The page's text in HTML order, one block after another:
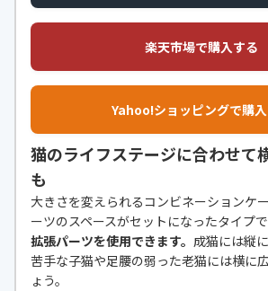
楽天市場で購入する
Yahoo!ショッピングで購
猫のライフステージに合わせて
も
大きさを変えられるコンビネーションケ
ーツのスペースがセットになったタイプで
拡張パーツを使用できます。 成猫には縦
苦手な子猫や足腰の弱った老猫には横に
ょう。